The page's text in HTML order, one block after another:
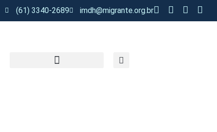
(61) 3340-2689 imdh@migrante.org.br